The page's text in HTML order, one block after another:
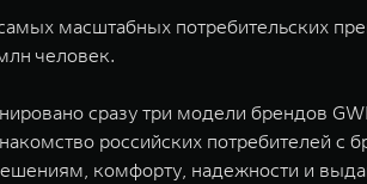
масштабных потребительских
человек.
сразу три модели брендов
российских потребителей
комфорту, надежности и